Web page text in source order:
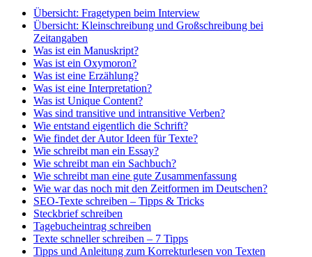
Übersicht: Fragetypen beim Interview
Übersicht: Kleinschreibung und Großschreibung bei
Zeitangaben
Was ist ein Manuskript?
Was ist ein Oxymoron?
Was ist eine Erzählung?
Was ist eine Interpretation?
Was ist Unique Content?
Was sind transitive und intransitive Verben?
Wie entstand eigentlich die Schrift?
Wie findet der Autor Ideen für Texte?
Wie schreibt man ein Essay?
Wie schreibt man ein Sachbuch?
Wie schreibt man eine gute Zusammenfassung
Wie war das noch mit den Zeitformen im Deutschen?
SEO-Texte schreiben – Tipps & Tricks
Steckbrief schreiben
Tagebucheintrag schreiben
Texte schneller schreiben – 7 Tipps
Tipps und Anleitung zum Korrekturlesen von Texten